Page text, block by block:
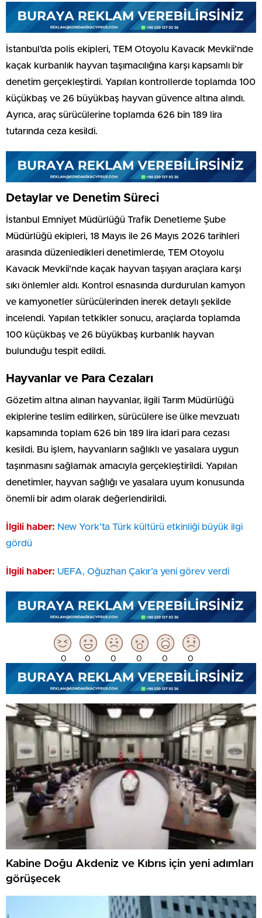
İstanbul’da polis ekipleri, TEM Otoyolu Kavacık Mevkii’nde
kaçak kurbanlık hayvan taşımacılığına karşı kapsamlı bir
denetim gerçekleştirdi. Yapılan kontrollerde toplamda 100
küçükbaş ve 26 büyükbaş hayvan güvence altına alındı.
Ayrıca, araç sürücülerine toplamda 626 bin 189 lira
tutarında ceza kesildi.
Detaylar ve Denetim Süreci
İstanbul Emniyet Müdürlüğü Trafik Denetleme Şube
Müdürlüğü ekipleri, 18 Mayıs ile 26 Mayıs 2026 tarihleri
arasında düzenledikleri denetimlerde, TEM Otoyolu
Kavacık Mevkii’nde kaçak hayvan taşıyan araçlara karşı
sıkı önlemler aldı. Kontrol esnasında durdurulan kamyon
ve kamyonetler sürücülerinden inerek detaylı şekilde
incelendi. Yapılan tetkikler sonucu, araçlarda toplamda
100 küçükbaş ve 26 büyükbaş kurbanlık hayvan
bulunduğu tespit edildi.
Hayvanlar ve Para Cezaları
Gözetim altına alınan hayvanlar, ilgili Tarım Müdürlüğü
ekiplerine teslim edilirken, sürücülere ise ülke mevzuatı
kapsamında toplam 626 bin 189 lira idari para cezası
kesildi. Bu işlem, hayvanların sağlıklı ve yasalara uygun
taşınmasını sağlamak amacıyla gerçekleştirildi. Yapılan
denetimler, hayvan sağlığı ve yasalara uyum konusunda
önemli bir adım olarak değerlendirildi.
İlgili haber: New York’ta Türk kültürü etkinliği büyük ilgi
gördü
İlgili haber: UEFA, Oğuzhan Çakır’a yeni görev verdi
0 0 0 0 0 0
Kabine Doğu Akdeniz ve Kıbrıs için yeni adımları
görüşecek